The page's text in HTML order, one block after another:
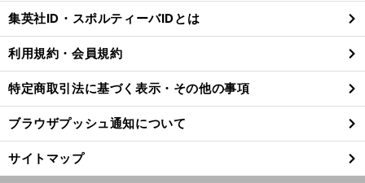
る
集英社ID・スポルティーバIDとは
利用規約・会員規約
特定商取引法に基づく表示・その他の事項
ブラウザプッシュ通知について
サイトマップ